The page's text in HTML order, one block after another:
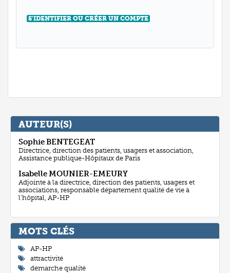
S'IDENTIFIER OU CRÉER UN COMPTE
AUTEUR(S)
SophieBENTEGEAT
Directrice, direction des patients, usagers et association,
Assistance publique-Hôpitaux de Paris
IsabelleMOUNIER-EMEURY
Adjointe à la directrice, direction des patients, usagers et
associations, responsable département qualité de vie à
l'hôpital, AP-HP
MOTS CLÉ
AP-HP
attractivité
démarche qualité